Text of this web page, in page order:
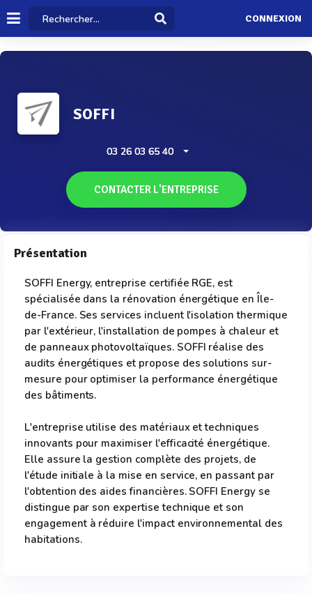
CONNEXION
SOFFI
03 26 03 65 40
CONTACTER L'ENTREPRISE
Présentation
SOFFI Energy, entreprise certifiée RGE, est
spécialisée dans la rénovation énergétique en Île-
de-France. Ses services incluent l'isolation thermique
par l'extérieur, l'installation de pompes à chaleur et
de panneaux photovoltaïques. SOFFI réalise des
audits énergétiques et propose des solutions sur-
mesure pour optimiser la performance énergétique
des bâtiments.
L'entreprise utilise des matériaux et techniques
innovants pour maximiser l'efficacité énergétique.
Elle assure la gestion complète des projets, de
l'étude initiale à la mise en service, en passant par
l'obtention des aides financières. SOFFI Energy se
distingue par son expertise technique et son
engagement à réduire l'impact environnemental des
habitations.